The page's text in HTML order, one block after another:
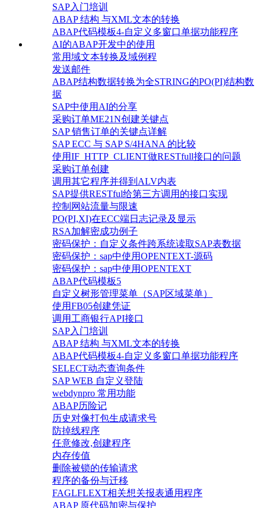
SAP入门培训
ABAP 结构 与XML文本的转换
ABAP代码模板4-自定义多窗口单据功能程序
AI的ABAP开发中的使用
常用域文本转换及域例程
发送邮件
ABAP结构数据转换为全STRING的PO(PI)结构数
据
SAP中使用AI的分享
采购订单ME21N创建关键点
SAP 销售订单的关键点详解
SAP ECC 与 SAP S/4HANA 的比较
使用IF_HTTP_CLIENT做RESTfull接口的问题
采购订单创建
调用其它程序并得到ALV内表
SAP提供RESTful给第三方调用的接口实现
控制网站流量与限速
PO(PI,XI)在ECC端日志记录及显示
RSA加解密成功例子
密码保护：自定义条件跨系统读取SAP表数据
密码保护：sap中使用OPENTEXT-源码
密码保护：sap中使用OPENTEXT
ABAP代码模板5
自定义树形管理菜单（SAP区域菜单）
使用FB05创建凭证
调用工商银行API接口
SAP入门培训
ABAP 结构 与XML文本的转换
ABAP代码模板4-自定义多窗口单据功能程序
SELECT动态查询条件
SAP WEB 自定义登陆
webdynpro 常用功能
ABAP历险记
历史对像打包生成请求号
防掉线程序
任意修改,创建程序
内存传值
删除被锁的传输请求
程序的备份与迁移
FAGLFLEXT相关想关报表通用程序
ABAP 原代码加密与保护